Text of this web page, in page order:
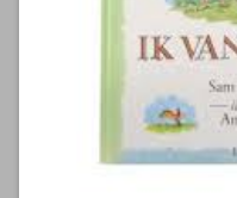
een GGD-inspecteur en
het EHBO-certificaat.
hoogwaardige
ons gastouderbureau